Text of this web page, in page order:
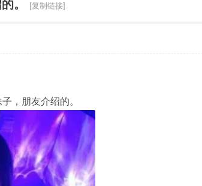
。 [复制链接]
，朋友介绍的。